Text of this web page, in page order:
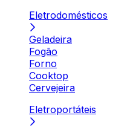
Eletrodomésticos
Geladeira
Fogão
Forno
Cooktop
Cervejeira
Eletroportáteis